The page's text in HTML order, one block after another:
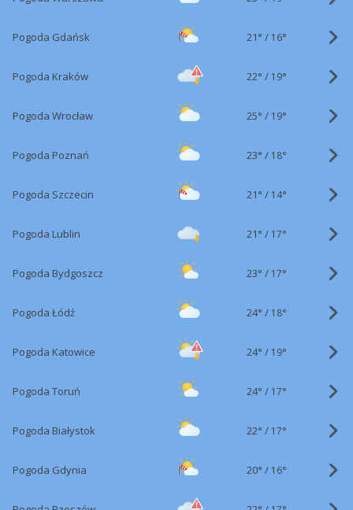
Pogoda Gdańsk 21° / 16°
Pogoda Kraków 22° / 19°
Pogoda Wrocław 25° / 19°
Pogoda Poznań 23° / 18°
Pogoda Szczecin 21° / 14°
Pogoda Lublin 21° / 17°
Pogoda Bydgoszcz 23° / 17°
Pogoda Łódź 24° / 18°
Pogoda Katowice 24° / 19°
Pogoda Toruń 24° / 17°
Pogoda Białystok 22° / 17°
Pogoda Gdynia 20° / 16°